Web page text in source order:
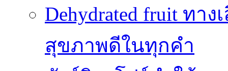
Dehydrated fruit ทา
สุขภาพดีในทุกคำ